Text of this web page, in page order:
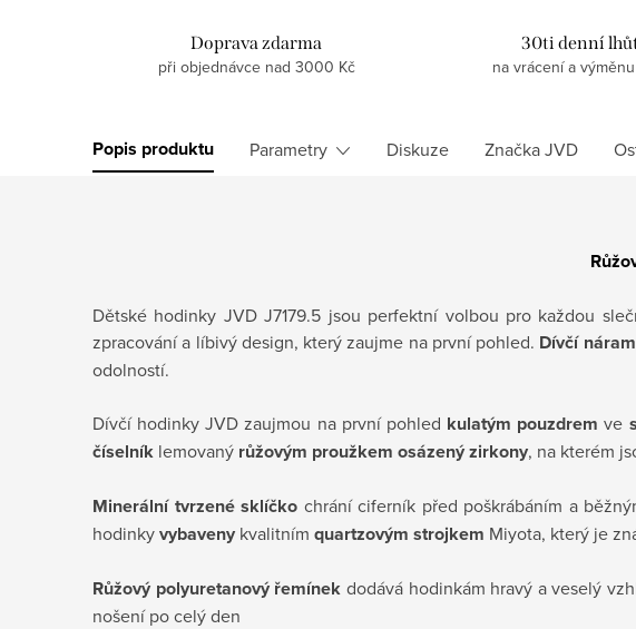
Doprava zdarma
při objednávce nad 3000 Kč
30ti denní
na vrácení a
Popis produktu Parametry Diskuze ZnačkaJVD
Dětské hodinky JVD J7179.5 jsou perfektní volbou pro každou
zpracování a líbivý design, který zaujme na první pohled. Dívčí
odolností.
Dívčí hodinky JVD zaujmou na první pohled kulatým pouzdremve
číselník lemovaný růžovým proužkem osázený zirkony, na kterém
Minerální tvrzené sklíčko chrání ciferník před poškrábáním a
hodinkyvybaveny kvalitním quartzovým strojkem Miyota, který je
Růžový polyuretanový řemínek dodává hodinkám hravý a veselý
nošení po celý den